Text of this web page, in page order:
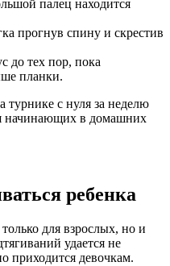
палец находится
прогнув спину и скрестив
до тех пор, пока
планки.
ребенка
для взрослых, но и
удается не
приходится девочкам.